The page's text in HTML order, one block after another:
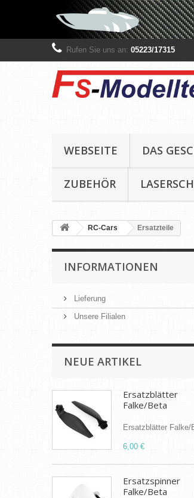
Rufen Sie uns an: 05223/17315
WEBSEITE DAS
ZUBEHÖR
RC-Cars Ersatzteile
INFORMATIONEN
Lieferung
Unsere Filialen
NEUE ARTIKEL
Ersatzblätter
Falke/Beta
Ersatzblätter Falke/
6,00 €
Ersatzspinner
Falke/Beta